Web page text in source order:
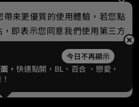
Co., Ltd.
今日不再顯示
，快速點開，BL、 百合 、戀愛，
來更優質的使用體驗，若您點
即表示您同意我們使用第三方
私權政策。
意